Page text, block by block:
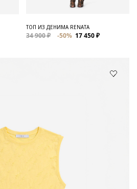
ТОП ИЗ ДЕНИМА RENATA
34 900 ₽ -50% 17 450 ₽